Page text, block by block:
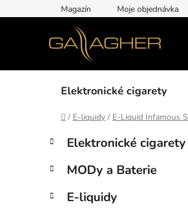
na
Magazín Moje objednávka
Elektronické cigarety
Domů
/ E-liquidy / E-Liquid Infamous
P
s
r
Přeskočit
kategorie
K
a
e
o
Elektronické cigarety
MODy a Baterie
E-liquidy